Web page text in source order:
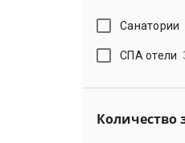
Санатории
СПА отели
Количество